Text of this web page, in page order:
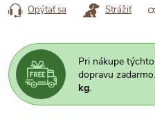
Opýtať sa Strážiť
Pri nákupe
dopravu
kg.